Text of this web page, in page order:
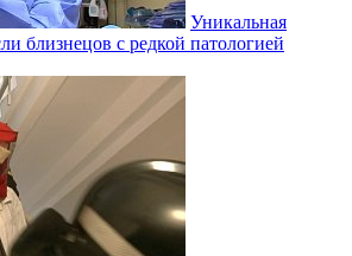
Уникальная
близнецов с редкой патологией